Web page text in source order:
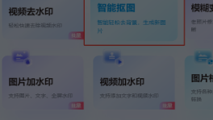
一
键
成